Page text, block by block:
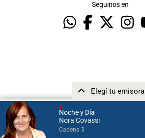
Noche y Día
Nora Covassi
Cadena 3
Elegí tu emisora
Seguinos en